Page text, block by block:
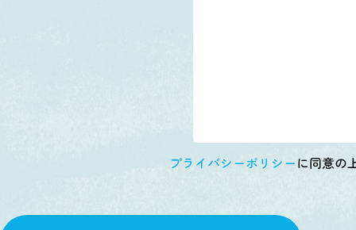
プライバシーポリシーに同意の